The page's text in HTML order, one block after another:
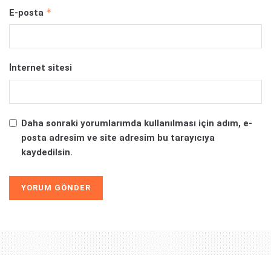
E-posta *
İnternet sitesi
Daha sonraki yorumlarımda kullanılması için adım, e-
posta adresim ve site adresim bu tarayıcıya
kaydedilsin.